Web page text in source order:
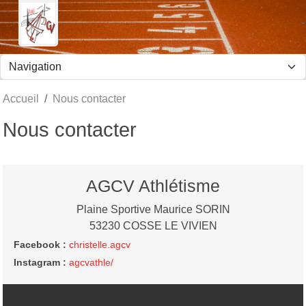
Accueil Nous contacter
Nous contacter
AGCV Athlétisme
Plaine Sportive Maurice SORIN
53230 COSSE LE VIVIEN
Facebook : christelle.agcv
Instagram : agcvathle/
Panneau de gestion des cookies